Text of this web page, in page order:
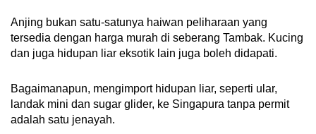
Anjing bukan satu-satunya haiwan peliharaan yang
tersedia dengan harga murah di seberang Tambak. Kucing
dan juga hidupan liar eksotik lain juga boleh didapati.
Bagaimanapun, mengimport hidupan liar, seperti ular,
landak mini dan sugar glider, ke Singapura tanpa permit
adalah satu jenayah.
us